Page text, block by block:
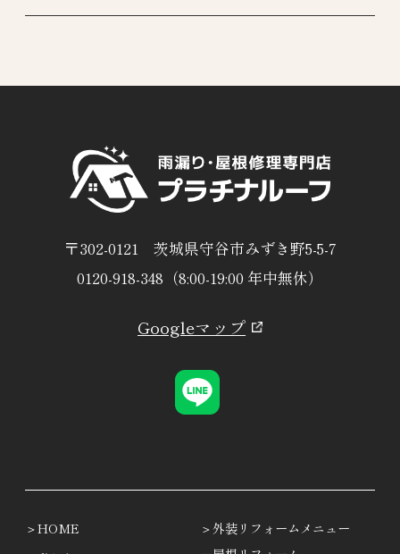
〒302-0121 茨城県守谷市みずき野5-5-7
0120-918-348（8:00-19:00 年中無休）
Googleマップ
HOME
外装リフォームメニュー